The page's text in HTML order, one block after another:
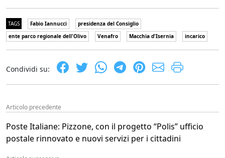
TAGS Fabio Iannucci
presidenza del Consiglio
ente parco regionale dell'Olivo
Venafro Macchia d'Isernia incarico
Condividi su:
Articolo precedente
Poste Italiane: Pizzone, con il progetto “Polis” ufficio
postale rinnovato e nuovi servizi per i cittadini